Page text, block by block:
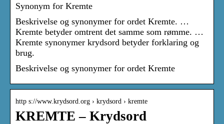
Synonym for Kremte
Beskrivelse og synonymer for ordet Kremte. …
Kremte betyder omtrent det samme som rømme. …
Kremte synonymer krydsord betyder forklaring og
brug.
Beskrivelse og synonymer for ordet Kremte
http s://www.krydsord.org › krydsord › kremte
KREMTE – Krydsord